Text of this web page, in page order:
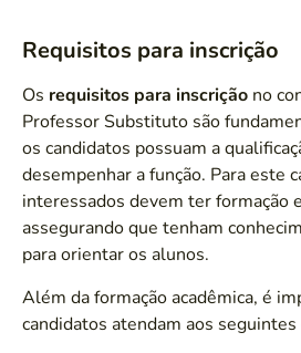
Requisitos para inscrição
Os requisitos para inscrição no
Professor Substituto são
os candidatos possuam a
desempenhar a função. Para este
interessados devem ter formação
assegurando que tenham
para orientar os alunos.
Além da formação acadêmica, é
candidatos atendam aos